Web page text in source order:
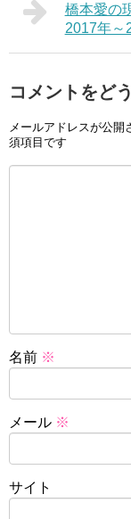
橋本愛の
2017年～
コメントをど
メールアドレスが公開
須項目です
名前 ※
メール ※
サイト